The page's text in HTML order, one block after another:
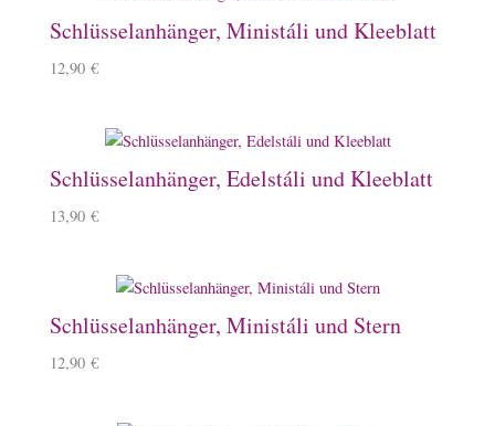
Schlüsselanhänger, Ministáli und Kleeblatt
12,90 €
Schlüsselanhänger, Edelstáli und Kleeblatt
13,90 €
Schlüsselanhänger, Ministáli und Stern
12,90 €